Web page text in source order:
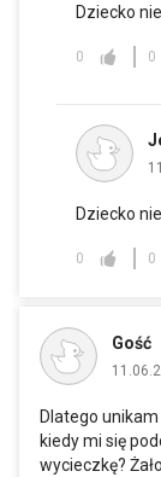
Dziecko
0 0
Dziecko
0 0
Gość
Dlatego
kiedy mi się
wycieczkę?